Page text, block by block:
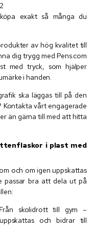
exakt så många du
av hög kvalitet till
dig trygg med Pens.com
med tryck, som hjälper
i handen.
ska läggas till på den
Kontakta vårt engagerade
än gärna till med att hitta
i plast med
och om igen uppskattas
bra att dela ut på
skolidrott till gym –
och bidrar till